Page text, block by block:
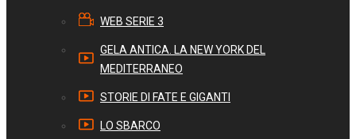
WEB SERIE 3
GELA ANTICA. LA NEW YORK DEL
MEDITERRANEO
STORIE DI FATE E GIGANTI
LO SBARCO